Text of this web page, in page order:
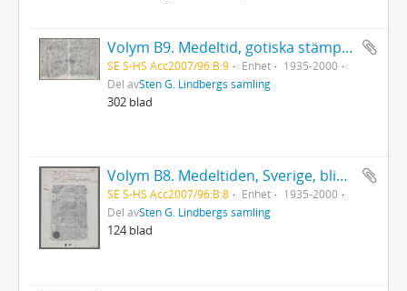
Volym B9. Medeltid, gotiska stämplar, systematiskt
SE S-HS Acc2007/96:B:9 Enhet
1935-2000
Del avSten G. Lindbergs samling
302 blad
Volym B8. Medeltiden, Sverige, blindpressade avrivningar
SE S-HS Acc2007/96:B:8 Enhet
1935-2000
Del avSten G. Lindbergs samling
124 blad